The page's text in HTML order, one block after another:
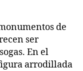
de
ser
En el
arrodillada